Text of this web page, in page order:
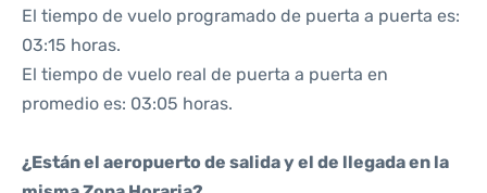
El tiempo de vuelo programado de puerta a puerta es:
03:15 horas.
El tiempo de vuelo real de puerta a puerta en
promedio es: 03:05 horas.
¿Están el aeropuerto de salida y el de llegada en la